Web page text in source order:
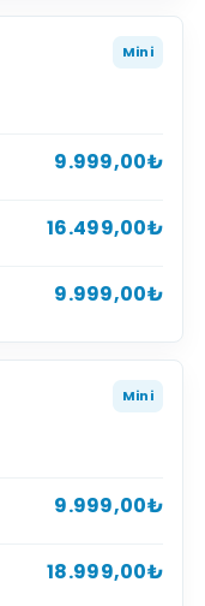
Mini
9.999,00₺
16.499,00₺
9.999,00₺
Mini
9.999,00₺
18.999,00₺